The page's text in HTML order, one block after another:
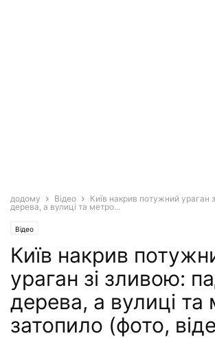
додому Відео
Київ накрив потужний ураган
дерева, а вулиці та метро...
Відео
Київ накрив
ураган зі зливою:
дерева, а вулиці та
затопило (фото,